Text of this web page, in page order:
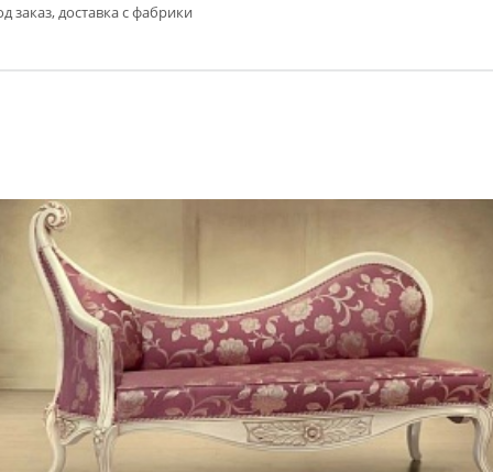
заказ, доставка с фабрики